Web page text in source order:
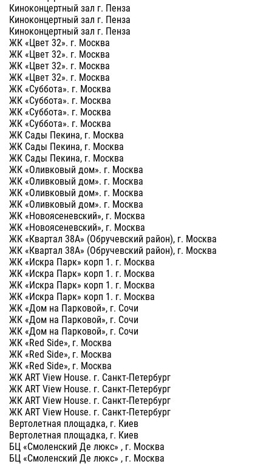
Киноконцертный зал г. Пенза
Киноконцертный зал г. Пенза
Киноконцертный зал г. Пенза
ЖК «Цвет 32». г. Москва
ЖК «Цвет 32». г. Москва
ЖК «Цвет 32». г. Москва
ЖК «Цвет 32». г. Москва
ЖК «Суббота». г. Москва
ЖК «Суббота». г. Москва
ЖК «Суббота». г. Москва
ЖК «Суббота». г. Москва
ЖК Сады Пекина, г. Москва
ЖК Сады Пекина, г. Москва
ЖК Сады Пекина, г. Москва
ЖК «Оливковый дом». г. Москва
ЖК «Оливковый дом». г. Москва
ЖК «Оливковый дом». г. Москва
ЖК «Оливковый дом». г. Москва
ЖК «Новоясеневский», г. Москва
ЖК «Новоясеневский», г. Москва
ЖК «Квартал 38А» (Обручевский район), г. Москва
ЖК «Квартал 38А» (Обручевский район), г. Москва
ЖК «Искра Парк» корп 1. г. Москва
ЖК «Искра Парк» корп 1. г. Москва
ЖК «Искра Парк» корп 1. г. Москва
ЖК «Искра Парк» корп 1. г. Москва
ЖК «Дом на Парковой», г. Сочи
ЖК «Дом на Парковой», г. Сочи
ЖК «Дом на Парковой», г. Сочи
ЖК «Red Side», г. Москва
ЖК «Red Side», г. Москва
ЖК «Red Side», г. Москва
ЖК ART View House. г. Санкт-Петербург
ЖК ART View House. г. Санкт-Петербург
ЖК ART View House. г. Санкт-Петербург
ЖК ART View House. г. Санкт-Петербург
Вертолетная площадка, г. Киев
Вертолетная площадка, г. Киев
БЦ «Смоленский Де люкс» , г. Москва
БЦ «Смоленский Де люкс» , г. Москва